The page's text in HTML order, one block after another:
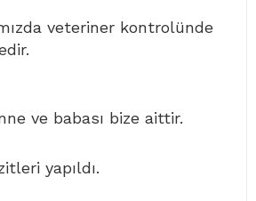
veteriner kontrolünde
ve babası bize aittir.
yapıldı.